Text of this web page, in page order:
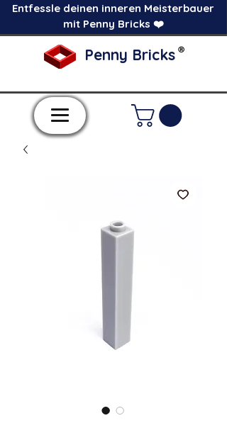
Entfessle deinen inneren Meisterbauer
mit Penny Bricks ❤️
Penny Bricks ®